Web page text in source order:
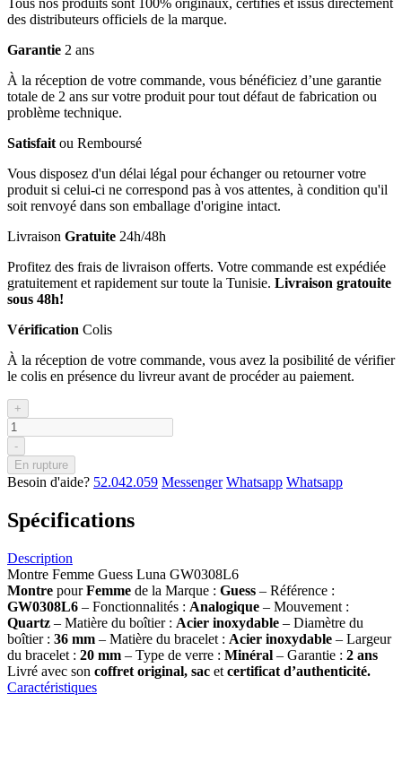
des distributeurs officiels de la marque.
Garantie 2 ans
À la réception de votre commande, vous bénéficiez d’une garantie
totale de 2 ans sur votre produit pour tout défaut de fabrication ou
problème technique.
Satisfait ou Remboursé
Vous disposez d'un délai légal pour échanger ou retourner votre
produit si celui-ci ne correspond pas à vos attentes, à condition qu'il
soit renvoyé dans son emballage d'origine intact.
Livraison Gratuite 24h/48h
Profitez des frais de livraison offerts. Votre commande est expédiée
gratuitement et rapidement sur toute la Tunisie. Livraison gratouite
sous 48h!
Vérification Colis
À la réception de votre commande, vous avez la posibilité de vérifier
le colis en présence du livreur avant de procéder au paiement.
+
-
En rupture
Besoin d'aide? 52.042.059 Messenger Whatsapp Whatsapp
Spécifications
Description
Montre Femme Guess Luna GW0308L6
Montre pourFemme de la Marque : Guess – Référence :
GW0308L6 – Fonctionnalités : Analogique – Mouvement :
Quartz – Matière du boîtier : Acier inoxydable – Diamètre du
boîtier : 36 mm – Matière du bracelet : Acier inoxydable – Largeur
du bracelet : 20 mm – Type de verre : Minéral – Garantie : 2 ans
Livré avec son coffret original, sac et certificat d’authenticité.
Caractéristiques